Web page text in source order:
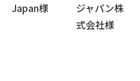
Japan様
ジャパン株
式会社様